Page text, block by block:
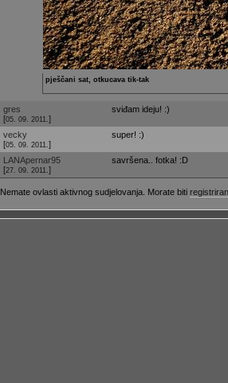
pješčani sat, otkucava tik-tak
gres
[05. 09. 2011. ]
sviđam ideju! :)
vecky
[05. 09. 2011. ]
super! :)
LANApernar95
[27. 09. 2011. ]
savršena.. fotka! :D
Nemate ovlasti aktivnog sudjelovanja. Morate biti